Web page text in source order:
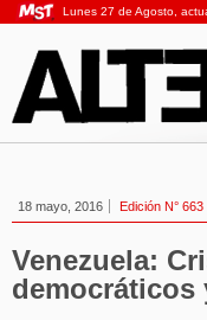
Lunes 27 de Agosto,
18 mayo, 2016 Edición N° 663
Venezuela:
democráticos